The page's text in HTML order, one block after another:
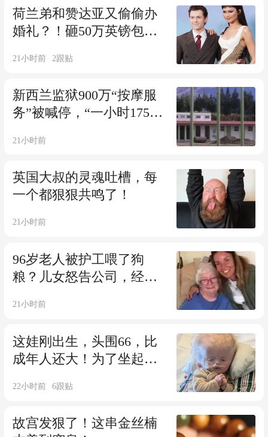
荷兰弟和赞达亚又偷偷办
婚礼？！砸50万英镑包庄
21小时前 2跟贴
新西兰监狱900万“按摩服
务”被喊停，“一小时175纽
21小时前
英国大叔的灵魂吐槽，每
一个都狠狠共鸣了！
21小时前
96岁老人被护工喂了狗
粮？儿女怒告公司，经理
21小时前
这娃刚出生，头围66，比
成年人还大！为了坐起
22小时前 6跟贴
故宫发狠了！这串金丝楠